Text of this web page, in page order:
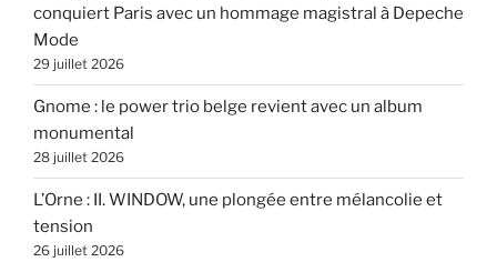
conquiert Paris avec un hommage magistral à Depeche
Mode
29 juillet 2026
Gnome : le power trio belge revient avec un album
monumental
28 juillet 2026
L’Orne : II. WINDOW, une plongée entre mélancolie et
tension
26 juillet 2026